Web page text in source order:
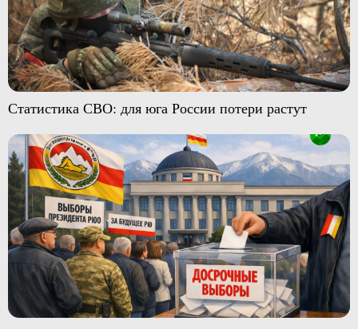
Статистика СВО: для юга России потери растут